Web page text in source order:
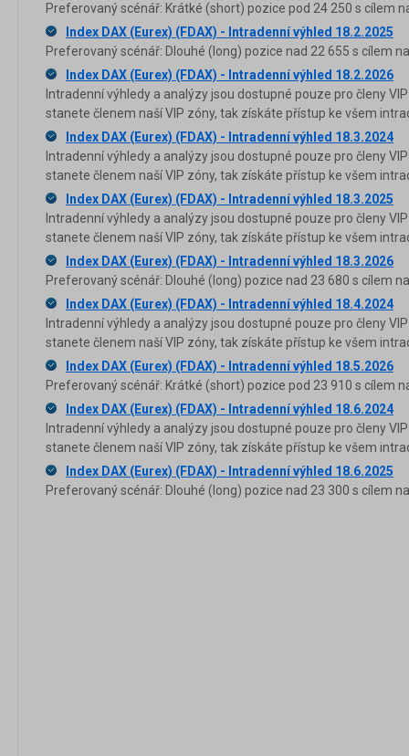
Preferovaný scénář: Krátké (short) pozice pod 24 250 s cílem
Index DAX (Eurex) (FDAX) - Intradenní výhled 18.2.2025
Preferovaný scénář: Dlouhé (long) pozice nad 22 655 s cílem
Index DAX (Eurex) (FDAX) - Intradenní výhled 18.2.2026
Intradenní výhledy a analýzy jsou dostupné pouze pro členy
stanete členem naší VIP zóny, tak získáte přístup ke všem
Index DAX (Eurex) (FDAX) - Intradenní výhled 18.3.2024
Intradenní výhledy a analýzy jsou dostupné pouze pro členy
stanete členem naší VIP zóny, tak získáte přístup ke všem
Index DAX (Eurex) (FDAX) - Intradenní výhled 18.3.2025
Intradenní výhledy a analýzy jsou dostupné pouze pro členy
stanete členem naší VIP zóny, tak získáte přístup ke všem
Index DAX (Eurex) (FDAX) - Intradenní výhled 18.3.2026
Preferovaný scénář: Dlouhé (long) pozice nad 23 680 s cílem
Index DAX (Eurex) (FDAX) - Intradenní výhled 18.4.2024
Intradenní výhledy a analýzy jsou dostupné pouze pro členy
stanete členem naší VIP zóny, tak získáte přístup ke všem
Index DAX (Eurex) (FDAX) - Intradenní výhled 18.5.2026
Preferovaný scénář: Krátké (short) pozice pod 23 910 s cílem
Index DAX (Eurex) (FDAX) - Intradenní výhled 18.6.2024
Intradenní výhledy a analýzy jsou dostupné pouze pro členy
stanete členem naší VIP zóny, tak získáte přístup ke všem
Index DAX (Eurex) (FDAX) - Intradenní výhled 18.6.2025
Preferovaný scénář: Dlouhé (long) pozice nad 23 300 s cílem